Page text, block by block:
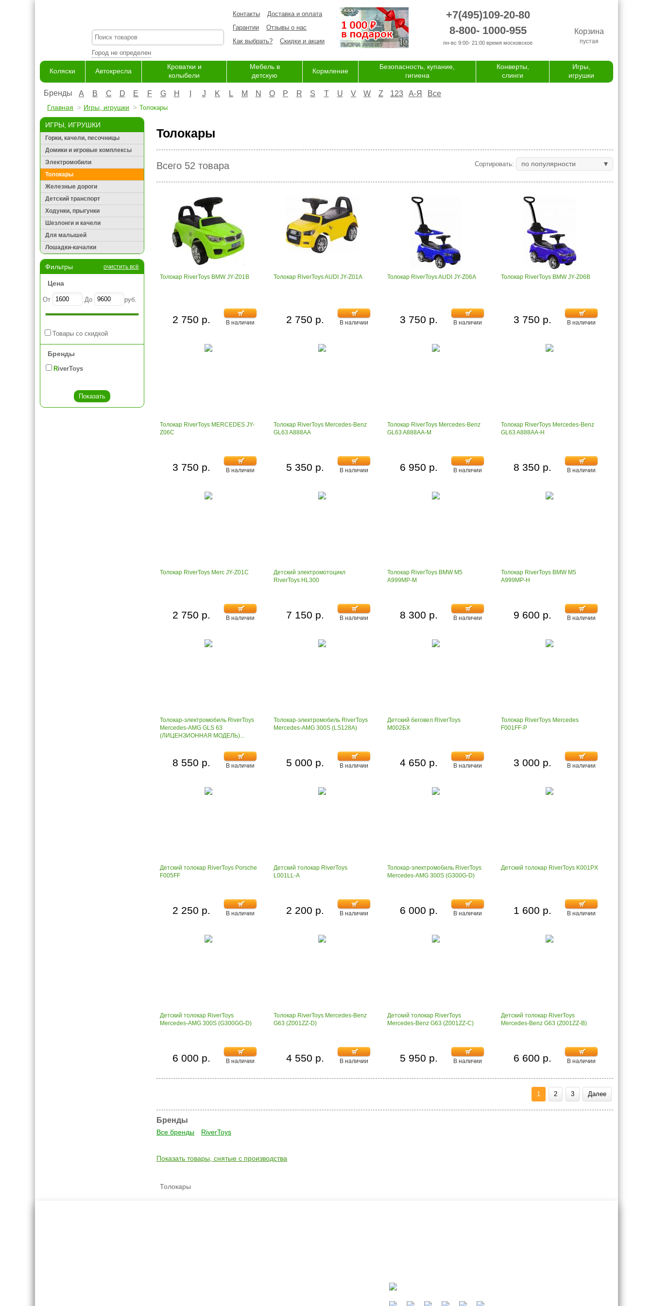
Город не определен
Контакты
Доставка и оплата
Гарантии
Отзывы о нас
Как выбрать?
Скидки и акции
+7(495)109-20-80
8-800- 1000-955
пн-вс 9:00- 21:00 время московское
Корзина
пустая
Коляски Автокресла
Кроватки и
колыбели
Мебель в
детскую
Кормление
Безопасность, купание,
гигиена
Конверты,
слинги
Игры,
игрушки
Бренды A B C D E F G H J K L M N O P R S T U V W Z 123 А-Я Все
Главная Игры, игрушки Толокары
ИГРЫ, ИГРУШКИ
Горки, качели, песочницы
Домики и игровые комплексы
Электромобили
Толокары
Железные дороги
Детский транспорт
Ходунки, прыгунки
Шезлонги и качели
Для малышей
Лошадки-качалки
Фильтры очистить всё
Цена
От До руб.
Товары со скидкой
Бренды
RiverToys
Толокары
Всего 52 товара Сортировать: по популярности
Толокар RiverToys BMW JY-Z01B
В наличии
2 750 р.
Толокар RiverToys AUDI JY-Z01A
В наличии
2 750 р.
Толокар RiverToys AUDI JY-Z06A
В наличии
3 750 р.
Толокар RiverToys BMW JY-Z06B
В наличии
3 750 р.
Толокар RiverToys MERCEDES JY-
Z06C
В наличии
3 750 р.
Толокар RiverToys Mercedes-Benz
GL63 A888AA
В наличии
5 350 р.
Толокар RiverToys Mercedes-Benz
GL63 A888AA-M
В наличии
6 950 р.
Толокар RiverToys Mercedes-Benz
GL63 A888AA-H
В наличии
8 350 р.
Толокар RiverToys Merc JY-Z01C
В наличии
2 750 р.
Детский электромотоцикл
RiverToys HL300
В наличии
7 150 р.
Толокар RiverToys BMW M5
A999MP-M
В наличии
8 300 р.
Толокар RiverToys BMW M5
A999MP-H
В наличии
9 600 р.
Толокар-электромобиль RiverToys
Mercedes-AMG GLS 63
(ЛИЦЕНЗИОННАЯ МОДЕЛЬ)...
В наличии
8 550 р.
Толокар-электромобиль RiverToys
Mercedes-AMG 300S (LS128A)
В наличии
5 000 р.
Детский беговел RiverToys
М002БХ
В наличии
4 650 р.
Толокар RiverToys Mercedes
F001FF-P
В наличии
3 000 р.
Детский толокар RiverToys Porsche
F005FF
В наличии
2 250 р.
Детский толокар RiverToys
L001LL-A
В наличии
2 200 р.
Толокар-электромобиль RiverToys
Mercedes-AMG 300S (G300G-D)
В наличии
6 000 р.
Детский толокар RiverToys K001PX
В наличии
1 600 р.
Детский толокар RiverToys
Mercedes-AMG 300S (G300GG-D)
В наличии
6 000 р.
Толокар RiverToys Mercedes-Benz
G63 (Z001ZZ-D)
В наличии
4 550 р.
Детский толокар RiverToys
Mercedes-Benz G63 (Z001ZZ-C)
В наличии
5 950 р.
Детский толокар RiverToys
Mercedes-Benz G63 (Z001ZZ-B)
В наличии
6 600 р.
1 2 3 Далее
Бренды
Все бренды RiverToys
Показать товары, снятые с производства
Толокары